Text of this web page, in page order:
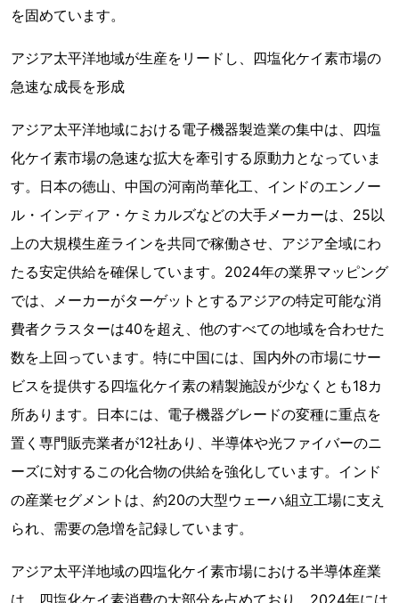
を固めています。
アジア太平洋地域が生産をリードし、四塩化ケイ素市場の
急速な成長を形成
アジア太平洋地域における電子機器製造業の集中は、四塩
化ケイ素市場の急速な拡大を牽引する原動力となっていま
す。日本の徳山、中国の河南尚華化工、インドのエンノー
ル・インディア・ケミカルズなどの大手メーカーは、25以
上の大規模生産ラインを共同で稼働させ、アジア全域にわ
たる安定供給を確保しています。2024年の業界マッピング
では、メーカーがターゲットとするアジアの特定可能な消
費者クラスターは40を超え、他のすべての地域を合わせた
数を上回っています。特に中国には、国内外の市場にサー
ビスを提供する四塩化ケイ素の精製施設が少なくとも18カ
所あります。日本には、電子機器グレードの変種に重点を
置く専門販売業者が12社あり、半導体や光ファイバーのニ
ーズに対するこの化合物の供給を強化しています。インド
の産業セグメントは、約20の大型ウェーハ組立工場に支え
られ、需要の急増を記録しています。
アジア太平洋地域の四塩化ケイ素市場における半導体産業
は、四塩化ケイ素消費の大部分を占めており、2024年には